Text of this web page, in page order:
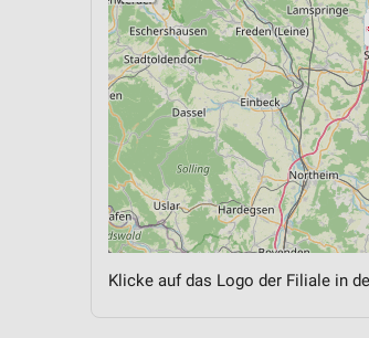
Klicke auf das Logo der Filiale in